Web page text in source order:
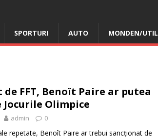
SPORTURI AUTO MONDEN/UTIL
FFT, Benoît Paire ar putea
Olimpice
admin 0
repetate, Benoît Paire ar trebui sancționat de